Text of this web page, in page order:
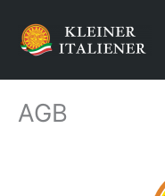
Inhalt
springen
AGB